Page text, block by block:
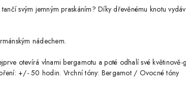
svým jemným praskáním? Díky dřevěnému knotu
nádechem.
otevírá vlnami bergamotu a poté odhalí své
+/- 50 hodin. Vrchní tóny: Bergamot / Ovocné tóny